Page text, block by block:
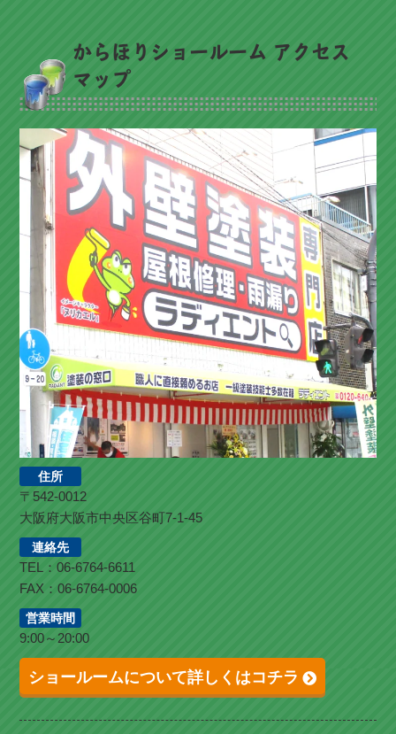
からほりショールーム アクセス
マップ
住所
〒542-0012
大阪府大阪市中央区谷町7-1-45
連絡先
TEL：06-6764-6611
FAX：06-6764-0006
営業時間
9:00～20:00
ショールームについて詳しくはコチラ